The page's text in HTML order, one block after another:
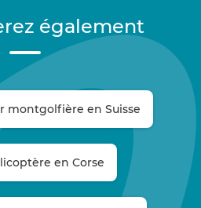
également
montgolfière en Suisse
en Corse